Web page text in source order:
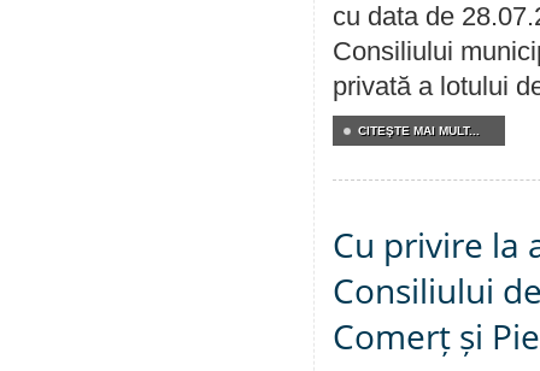
cu data de
Consiliului
privată a lotului
CITEŞTE MAI MULT...
Cu privire la
Consiliului
Comerț și